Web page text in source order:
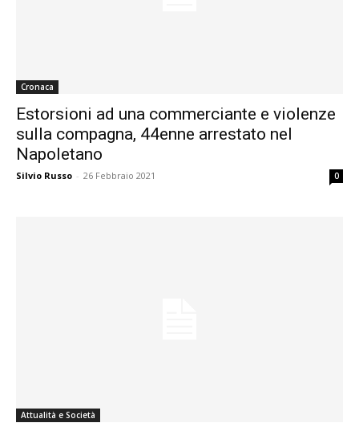
Cronaca
Estorsioni ad una commerciante e violenze
sulla compagna, 44enne arrestato nel
Napoletano
Silvio Russo - 26 Febbraio 2021 0
Attualità e Società